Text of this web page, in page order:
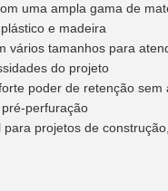
uma ampla gama de
e madeira
vários tamanhos para
do projeto
poder de retenção sem
perfuração
para projetos de